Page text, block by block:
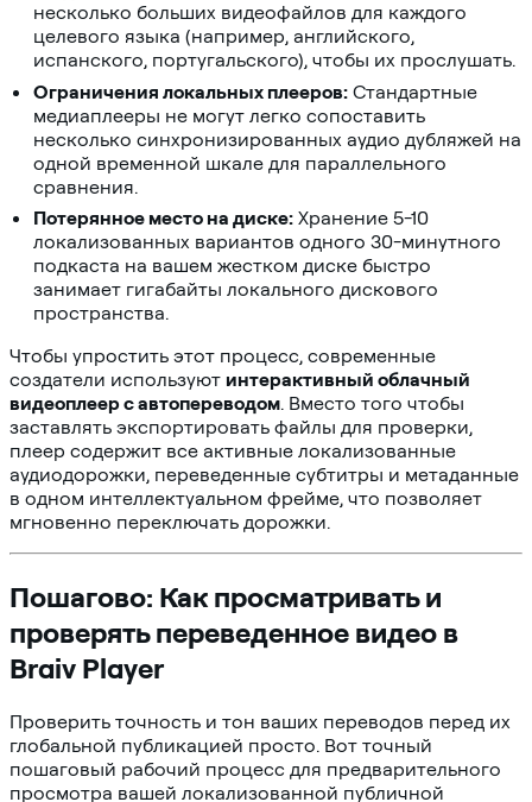
несколько больших видеофайлов для каждого
целевого языка (например, английского,
испанского, португальского), чтобы их прослушать.
Ограничения локальных плееров: Стандартные
медиаплееры не могут легко сопоставить
несколько синхронизированных аудио дубляжей на
одной временной шкале для параллельного
сравнения.
Потерянное место на диске: Хранение 5-10
локализованных вариантов одного 30-минутного
подкаста на вашем жестком диске быстро
занимает гигабайты локального дискового
пространства.
Чтобы упростить этот процесс, современные
создатели используют интерактивный облачный
видеоплеер с автопереводом. Вместо того чтобы
заставлять экспортировать файлы для проверки,
плеер содержит все активные локализованные
аудиодорожки, переведенные субтитры и метаданные
в одном интеллектуальном фрейме, что позволяет
мгновенно переключать дорожки.
Пошагово: Как просматривать и
проверять переведенное видео в
Braiv Player
Проверить точность и тон ваших переводов перед их
глобальной публикацией просто. Вот точный
пошаговый рабочий процесс для предварительного
просмотра вашей локализованной публичной